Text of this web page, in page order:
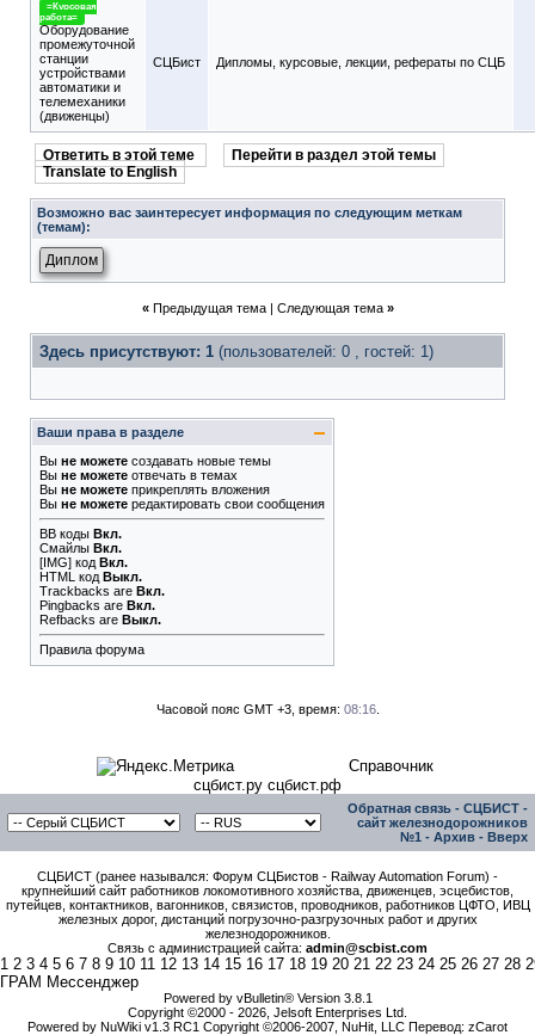
=Курсовая
работа=
Оборудование
промежуточной
станции
устройствами
автоматики и
телемеханики
(движенцы)
СЦБист Дипломы, курсовые, лекции, рефераты по СЦБ
Ответить в этой теме
Перейти в раздел этой темы
Translate to English
Возможно вас заинтересует информация по следующим меткам
(темам):
Диплом
« Предыдущая тема| Следующая тема »
Здесь присутствуют: 1 (пользователей: 0 , гостей: 1)
Ваши права в разделе
Вы не можете создавать новые темы
Вы не можете отвечать в темах
Вы не можете прикреплять вложения
Вы не можете редактировать свои сообщения
BB коды Вкл.
Смайлы Вкл.
[IMG] код Вкл.
HTML код Выкл.
Trackbacks are Вкл.
Pingbacks are Вкл.
Refbacks are Выкл.
Правила форума
Часовой пояс GMT +3, время: 08:16.
Справочник
сцбист.ру сцбист.рф
Обратная связь - СЦБИСТ -
сайт железнодорожников
№1 - Архив - Вверх
СЦБИСТ (ранее назывался: Форум СЦБистов - Railway Automation Forum) -
крупнейший сайт работников локомотивного хозяйства, движенцев, эсцебистов,
путейцев, контактников, вагонников, связистов, проводников, работников ЦФТО, ИВЦ
железных дорог, дистанций погрузочно-разгрузочных работ и других
железнодорожников.
Связь с администрацией сайта: admin@scbist.com
1 2 3 4 5 6 7 8 9 10 11 12 13 14 15 16 17 18 19 20 21 22 23 24 25 26 27 28
ГРАМ Мессенджер
Powered by vBulletin® Version 3.8.1
Copyright ©2000 - 2026, Jelsoft Enterprises Ltd.
Powered by NuWiki v1.3 RC1 Copyright ©2006-2007, NuHit, LLC Перевод: zCarot